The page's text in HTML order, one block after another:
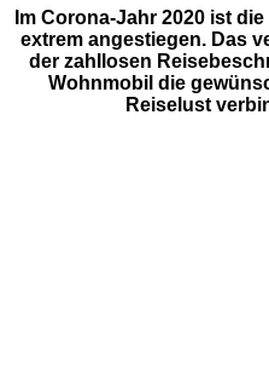
Im Corona-Jahr 2020 ist
extrem angestiegen. Das
der zahllosen
Wohnmobil die
Reiselust